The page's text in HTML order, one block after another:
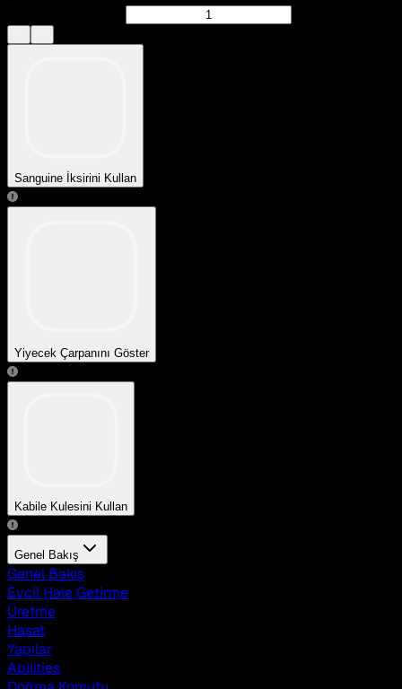
Sanguine İksirini Kullan
Yiyecek Çarpanını Göster
Kabile Kulesini Kullan
Genel Bakış
Genel Bakış
Evcil Hale Getirme
Üretme
Hasat
Yapılar
Abilities